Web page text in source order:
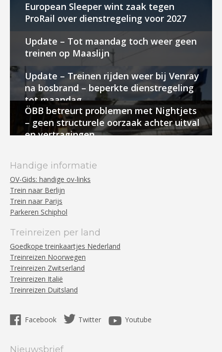
European Sleeper wint zaak tegen
ProRail over dienstregeling voor 2027
Update – Tot maandag toch weer geen
treinen op Maaslijn
Update – Treinen rijden weer bij Venray
na bosbrand – beperkte dienstregeling
tot maandag
ÖBB betreurt problemen met Nightjets
– geen structurele oorzaak achter uitval
en vertragingen
Handige informatie
OV-Gids: handige ov-links
Trein naar Berlijn
Trein naar Parijs
Parkeren Schiphol
Treinreizen per land
Goedkope treinkaartjes Nederland
Treinreizen Noorwegen
Treinreizen Zwitserland
Treinreizen Italië
Treinreizen Duitsland
Facebook Twitter Youtube
Nieuwsbrief